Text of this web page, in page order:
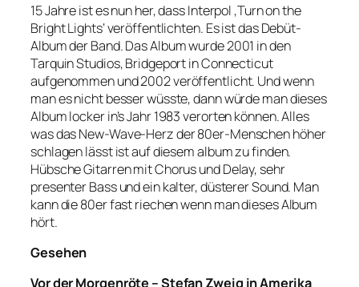
15 Jahre ist es nun her, dass Interpol ‚Turn on the
Bright Lights‘ veröffentlichten. Es ist das Debüt-
Album der Band. Das Album wurde 2001 in den
Tarquin Studios, Bridgeport in Connecticut
aufgenommen und 2002 veröffentlicht. Und wenn
man es nicht besser wüsste, dann würde man dieses
Album locker in’s Jahr 1983 verorten können. Alles
was das New-Wave-Herz der 80er-Menschen höher
schlagen lässt ist auf diesem album zu finden.
Hübsche Gitarren mit Chorus und Delay, sehr
presenter Bass und ein kalter, düsterer Sound. Man
kann die 80er fast riechen wenn man dieses Album
hört.
Gesehen
Vor der Morgenröte – Stefan Zweig in Amerika